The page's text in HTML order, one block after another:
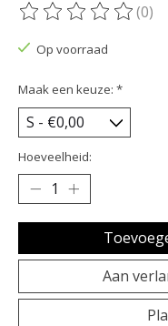
De beoordeling van
(0)
Op voorraad
Maak een keuze: *
Hoeveelheid:
Aan